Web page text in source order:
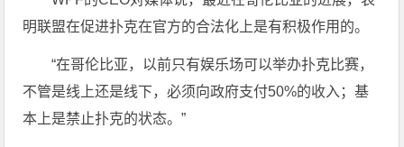
明联盟在促进扑克在官方的合法化上是有积极作用的。
“在哥伦比亚，以前只有娱乐场可以举办扑克比赛，
不管是线上还是线下，必须向政府支付50%的收入；基
本上是禁止扑克的状态。”